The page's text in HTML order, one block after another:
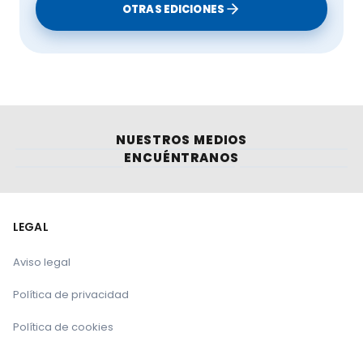
OTRAS EDICIONES
NUESTROS MEDIOS
ENCUÉNTRANOS
LEGAL
Aviso legal
Política de privacidad
Política de cookies